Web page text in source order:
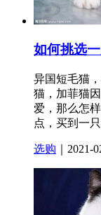
如何挑选
异国短毛猫
猫，加菲猫
爱，那么怎
点，买到一
选购 ｜2021-